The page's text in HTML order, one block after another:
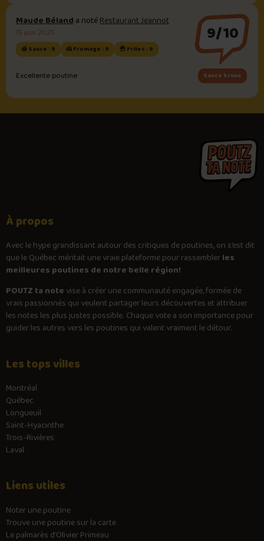
Maude Bélanda notéRestaurant Jeannot
15 juin 2025
🍯 Sauce : 9 🧀 Fromage : 9 🍟 Frites : 9
9/10
Sauce brune
Excellente poutine
À propos
Avec lehypegrandissant autour des critiques de poutines, on s’est dit
que le Québec méritait une vraie plateforme pour rassemblerles
meilleures poutines de notre belle région!
POUTZ ta note vise à créer une communauté engagée, formée de
vrais passionnés qui veulent partager leurs découvertes et attribuer
les notes les plus justes possible. Chaque vote a son importance pour
guider les autres vers les poutines qui valent vraiment le détour.
Les tops villes
Montréal
Québec
Longueuil
Saint-Hyacinthe
Trois-Rivières
Laval
Liens utiles
Noter une poutine
Trouve une poutine sur la carte
Le palmarès d’Olivier Primeau